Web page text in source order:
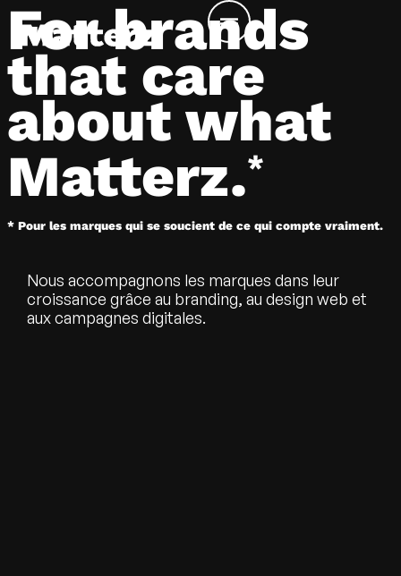
For brands
that care
about what
Matterz.*
* Pour les marques qui se soucient de ce qui compte vraiment.
Nous accompagnons les marques dans leur
croissance grâce au branding, au design web et
aux campagnes digitales.